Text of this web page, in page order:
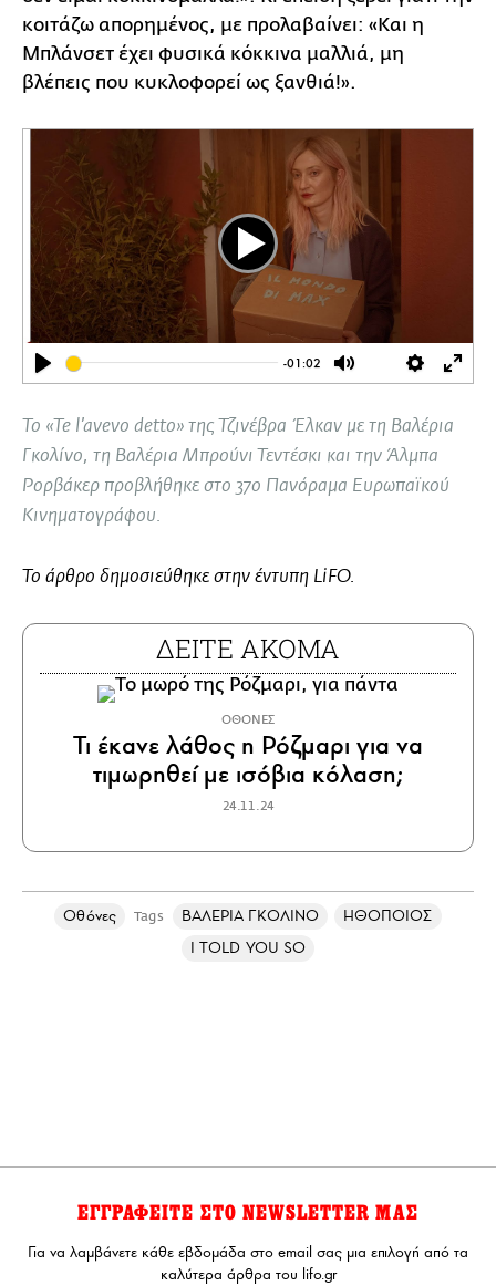
κοιτάζω απορημένος, με προλαβαίνει: «Και η
Μπλάνσετ έχει φυσικά κόκκινα μαλλιά, μη
βλέπεις που κυκλοφορεί ως ξανθιά!».
Play
-01:02
Mute Settings
Play
Το «Te l’avevo detto» της Τζινέβρα Έλκαν με τη Βαλέρια
Γκολίνο, τη Βαλέρια Μπρούνι Τεντέσκι και την Άλμπα
Ρορβάκερ προβλήθηκε στο 37ο Πανόραμα Ευρωπαϊκού
Κινηματογράφου.
Το άρθρο δημοσιεύθηκε στην έντυπη LiFO.
ΔΕΙΤΕ ΑΚΟΜΑ
ΟΘΟΝΕΣ
Τι έκανε λάθος η Ρόζμαρι για να
τιμωρηθεί με ισόβια κόλαση;
24.11.24
Οθόνες Tags ΒΑΛΕΡΙΑ ΓΚΟΛΙΝΟ
ΗΘΟΠΟΙΟΣ
I TOLD YOU SO
ΕΓΓΡΑΦΕΙΤΕ ΣΤΟ NEWSLETTER ΜΑΣ
Για να λαμβάνετε κάθε εβδομάδα στο email σας μια επιλογή από τα
καλύτερα άρθρα του lifo.gr